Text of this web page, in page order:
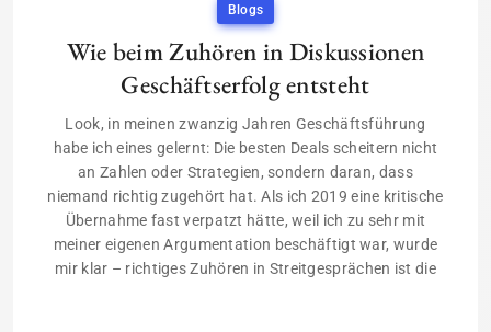
Blogs
Wie beim Zuhören in Diskussionen
Geschäftserfolg entsteht
Look, in meinen zwanzig Jahren Geschäftsführung
habe ich eines gelernt: Die besten Deals scheitern nicht
an Zahlen oder Strategien, sondern daran, dass
niemand richtig zugehört hat. Als ich 2019 eine kritische
Übernahme fast verpatzt hätte, weil ich zu sehr mit
meiner eigenen Argumentation beschäftigt war, wurde
mir klar – richtiges Zuhören in Streitgesprächen ist die